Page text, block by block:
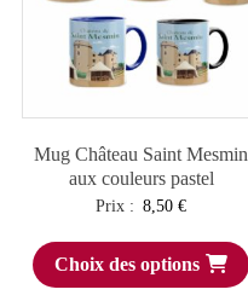
Mug Château Saint Mesmin
aux couleurs pastel
Prix : 8,50€
Choix des options